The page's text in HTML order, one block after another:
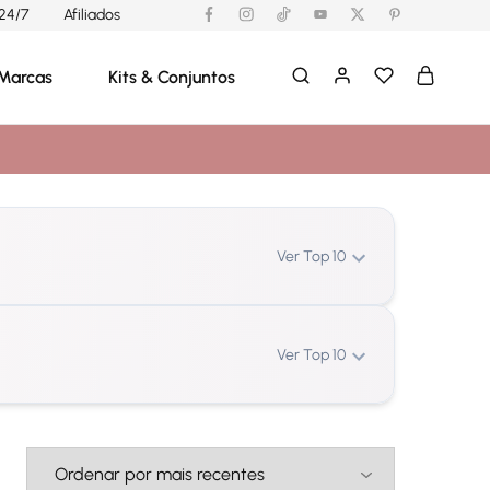
7 Afiliados
Kits & Conjuntos
Ver Top 10
Ver Top 10